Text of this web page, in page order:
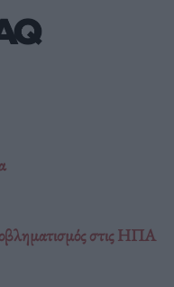
στις ΗΠΑ